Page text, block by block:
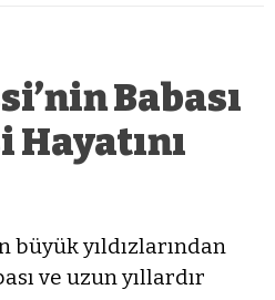
Babası
Hayatını
büyük yıldızlarından
ve uzun yıllardır